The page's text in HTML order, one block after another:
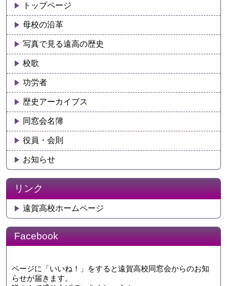
トップページ
母校の沿革
写真で見る遠高の歴史
校歌
功労者
歴史アーカイブス
同窓会名簿
役員・会則
お知らせ
リンク
遠賀高校ホームページ
Facebook
ページに「いいね！」をすると遠賀高校同窓会からのお知
らせが届きます。